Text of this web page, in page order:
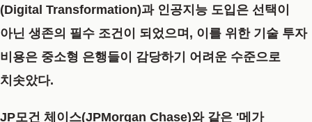
(Digital Transformation)과 인공지능 도입은 선택이
아닌 생존의 필수 조건이 되었으며, 이를 위한 기술 투자
비용은 중소형 은행들이 감당하기 어려운 수준으로
치솟았다.
JP모건 체이스(JPMorgan Chase)와 같은 '메가